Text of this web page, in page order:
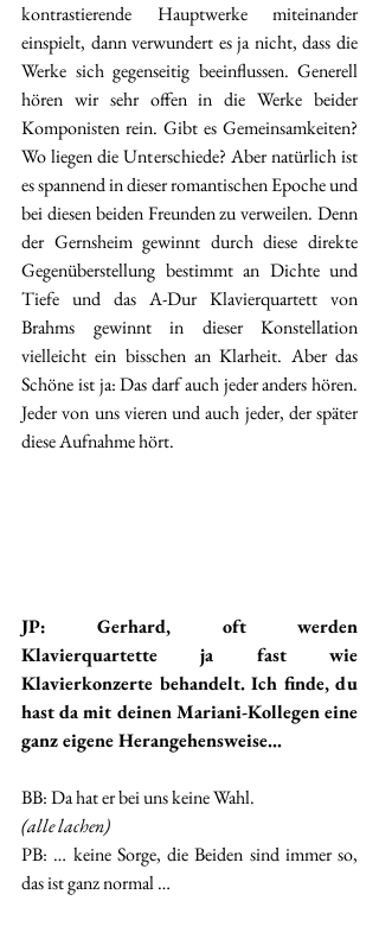
kontrastierende Hauptwerke miteinander
einspielt, dann verwundert es ja nicht, dass die
Werke sich gegenseitig beeinflussen. Generell
hören wir sehr offen in die Werke beider
Komponisten rein. Gibt es Gemeinsamkeiten?
Wo liegen die Unterschiede? Aber natürlich ist
es spannend in dieser romantischen Epoche und
bei diesen beiden Freunden zu verweilen. Denn
der Gernsheim gewinnt durch diese direkte
Gegenüberstellung bestimmt an Dichte und
Tiefe und das A-Dur Klavierquartett von
Brahms gewinnt in dieser Konstellation
vielleicht ein bisschen an Klarheit. Aber das
Schöne ist ja: Das darf auch jeder anders hören.
Jeder von uns vieren und auch jeder, der später
diese Aufnahme hört.
JP: Gerhard, oft werden
Klavierquartette ja fast wie
Klavierkonzerte behandelt. Ich finde, du
hast da mit deinen Mariani-Kollegen eine
ganz eigene Herangehensweise…
BB: Da hat er bei uns keine Wahl.
(alle lachen)
PB: … keine Sorge, die Beiden sind immer so,
das ist ganz normal …